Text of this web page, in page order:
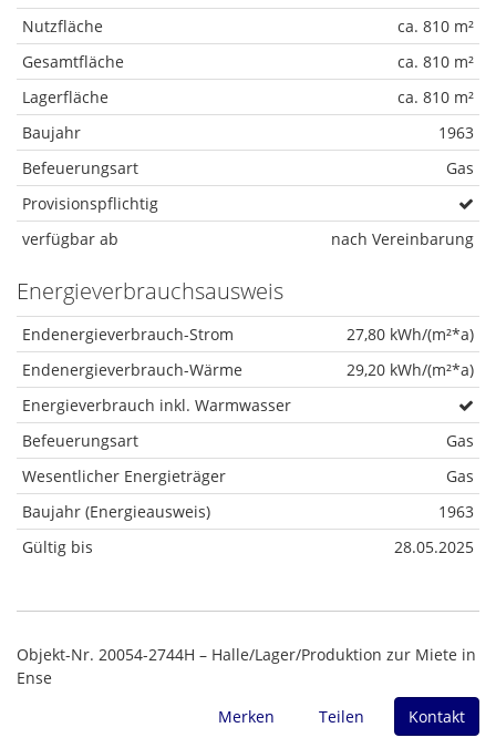
Nutzfläche
ca. 810 m²
Gesamtfläche
ca. 810 m²
Lagerfläche
ca. 810 m²
Baujahr
1963
Befeuerungsart
Gas
Provisionspflichtig
verfügbar ab
nach Vereinbarung
Energieverbrauchsausweis
Endenergieverbrauch-Strom
27,80 kWh/(m²*a)
Endenergieverbrauch-Wärme
29,20 kWh/(m²*a)
Energieverbrauch inkl. Warmwasser
Befeuerungsart
Gas
Wesentlicher Energieträger
Gas
Baujahr (Energieausweis)
1963
Gültig bis
28.05.2025
Objekt-Nr. 20054-2744H – Halle/Lager/Produktion zur Miete in
Ense
Merken
Teilen Kontakt